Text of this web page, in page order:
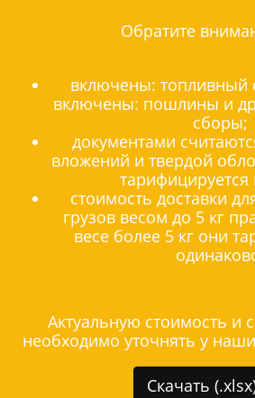
Обратите
включены: топливный
включены: пошлины и
сборы;
документами
вложений и твердой
тарифицируется
стоимость доставки
грузов весом до 5 кг
весе более 5 кг они
Актуальную стоимость и
необходимо уточнять у
Скачать